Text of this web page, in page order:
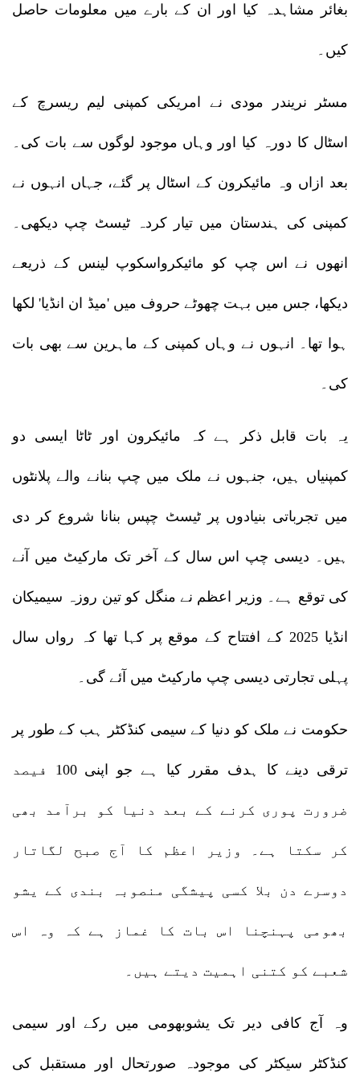
بغائر مشاہدہ کیا اور ان کے بارے میں معلومات حاصل
کیں۔
مسٹر نریندر مودی نے امریکی کمپنی لیم ریسرچ کے
اسٹال کا دورہ کیا اور وہاں موجود لوگوں سے بات کی۔
بعد ازاں وہ مائیکرون کے اسٹال پر گئے، جہاں انہوں نے
کمپنی کی ہندستان میں تیار کردہ ٹیسٹ چپ دیکھی۔
انھوں نے اس چپ کو مائیکرواسکوپ لینس کے ذریعے
دیکھا، جس میں بہت چھوٹے حروف میں 'میڈ ان انڈیا' لکھا
ہوا تھا۔ انہوں نے وہاں کمپنی کے ماہرین سے بھی بات
کی۔
یہ بات قابل ذکر ہے کہ مائیکرون اور ٹاٹا ایسی دو
کمپنیاں ہیں، جنہوں نے ملک میں چپ بنانے والے پلانٹوں
میں تجرباتی بنیادوں پر ٹیسٹ چپس بنانا شروع کر دی
ہیں۔ دیسی چپ اس سال کے آخر تک مارکیٹ میں آنے
کی توقع ہے۔ وزیر اعظم نے منگل کو تین روزہ سیمیکان
انڈیا 2025 کے افتتاح کے موقع پر کہا تھا کہ رواں سال
پہلی تجارتی دیسی چپ مارکیٹ میں آئے گی۔
حکومت نے ملک کو دنیا کے سیمی کنڈکٹر ہب کے طور پر
ترقی دینے کا ہدف مقرر کیا ہے جو اپنی 100 فیصد
ضرورت پوری کرنے کے بعد دنیا کو برآمد بھی
کر سکتا ہے۔ وزیر اعظم کا آج صبح لگاتار
دوسرے دن بلا کسی پیشگی منصوبہ بندی کے یشو
بھومی پہنچنا اس بات کا غماز ہے کہ وہ اس
شعبے کو کتنی اہمیت دیتے ہیں۔
وہ آج کافی دیر تک یشوبھومی میں رکے اور سیمی
کنڈکٹر سیکٹر کی موجودہ صورتحال اور مستقبل کی